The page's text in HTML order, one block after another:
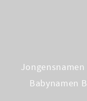
Jongensnamen
Babynamen